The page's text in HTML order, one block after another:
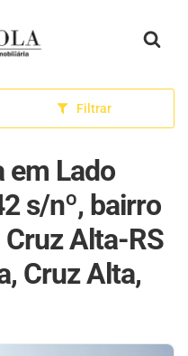
Filtrar
em Lado
s/nº, bairro
Alta-RS
Cruz Alta,